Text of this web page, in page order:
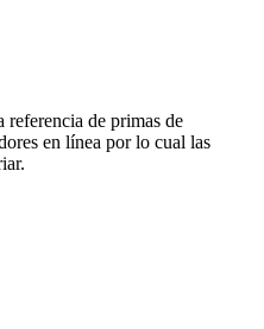
referencia de primas de
en línea por lo cual las